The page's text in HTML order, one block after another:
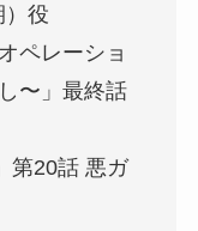
）役
ペレーショ
〜」最終話
第20話 悪ガ